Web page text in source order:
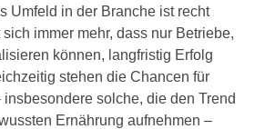
Umfeld in der Branche ist recht
immer mehr, dass nur Betriebe,
können, langfristig Erfolg
stehen die Chancen für
solche, die den Trend
Ernährung aufnehmen –